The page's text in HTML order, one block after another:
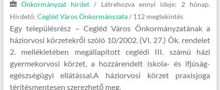
Önkormányzat hirdet / Létrehozva ennyi ideje: 2 hónap.
Hirdető: Cegléd Város Önkormányzata/ 112 megtekintés
Egy településrész – Cegléd Város Önkormányzatának a
háziorvosi körzetekről szóló 10/2002. (VI. 27.) Ök. rendelet
2. mellékletében megállapított ceglédi III. számú házi
gyermekorvosi körzet, a hozzárendelt iskola- és ifjúság-
egészségügyi ellátással.A háziorvosi körzet praxisjoga
térítésmentesen szerezhető meg.